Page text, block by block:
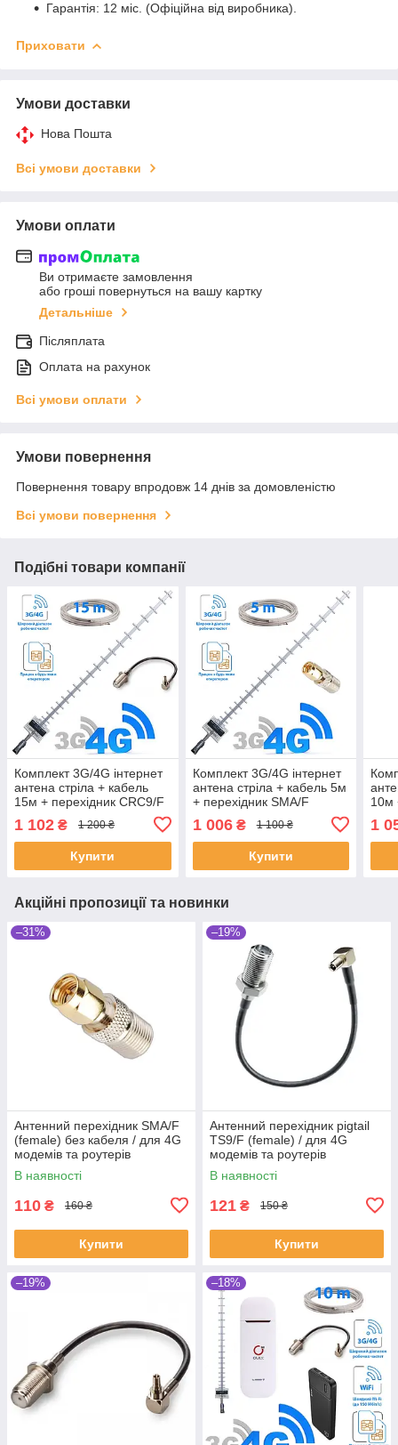
Гарантія: 12 міс. (Офіційна від виробника).
Приховати
Умови доставки
Нова Пошта
Всі умови доставки
Умови оплати
Ви отримаєте замовлення
або гроші повернуться на вашу картку
Детальніше
Післяплата
Оплата на рахунок
Всі умови оплати
Умови повернення
Повернення товару впродовж 14 днів за домовленістю
Всі умови повернення
Подібні товари компанії
Комплект 3G/4G інтернет
антена стріла + кабель
15м + перехідник CRC9/F
1 102 ₴ 1 200 ₴
Купити
Комплект 3G/4G інтернет
антена стріла + кабель 5м
+ перехідник SMA/F
1 006₴ 1 100 ₴
Купити
10м
1
Акційні пропозиції та новинки
–31%
Антенний перехідник SMA/F
(female) без кабеля / для 4G
модемів та роутерів
В наявності
110 ₴ 160 ₴
Купити
–19%
Антенний перехідник pigtail
TS9/F (female) / для 4G
модемів та роутерів
В наявності
121 ₴ 150 ₴
Купити
–19% –18%